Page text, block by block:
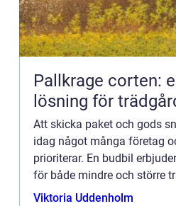
Pallkrage corten:
lösning för
Att skicka paket och gods
idag något många företag
prioriterar. En budbil
för både mindre och större
tjäns...
Viktoria Uddenholm